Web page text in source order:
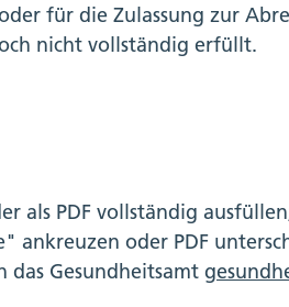
für die Zulassung zur
nicht vollständig erfüllt.
als PDF vollständig
ankreuzen oder PDF
das Gesundheitsamt